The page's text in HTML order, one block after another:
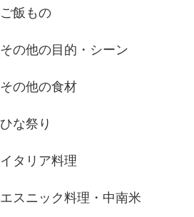
ご飯もの
その他の目的・シーン
その他の食材
ひな祭り
イタリア料理
エスニック料理・中南米